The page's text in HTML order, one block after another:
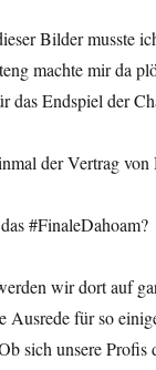
Bilder musste
machte mir da
das Endspiel der
der Vertrag von
#FinaleDahoam?
wir dort auf
Ausrede für so
sich unsere Profis